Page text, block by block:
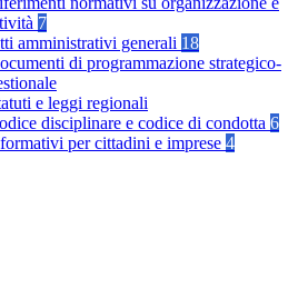
7
amministrativi generali 18
di programmazione strategico-
e leggi regionali
disciplinare e codice di condotta 6
per cittadini e imprese 4